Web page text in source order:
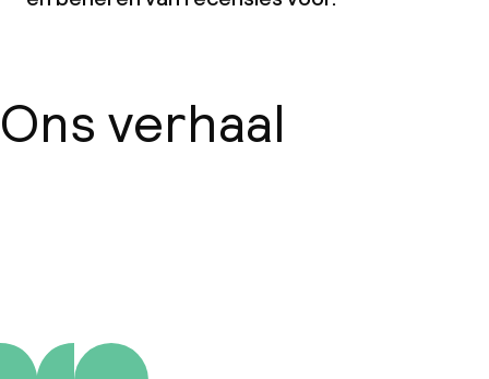
Ons verhaal